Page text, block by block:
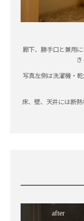
廊下、勝手口と兼用
写真左側は洗濯機・
床、壁、天井には断
after